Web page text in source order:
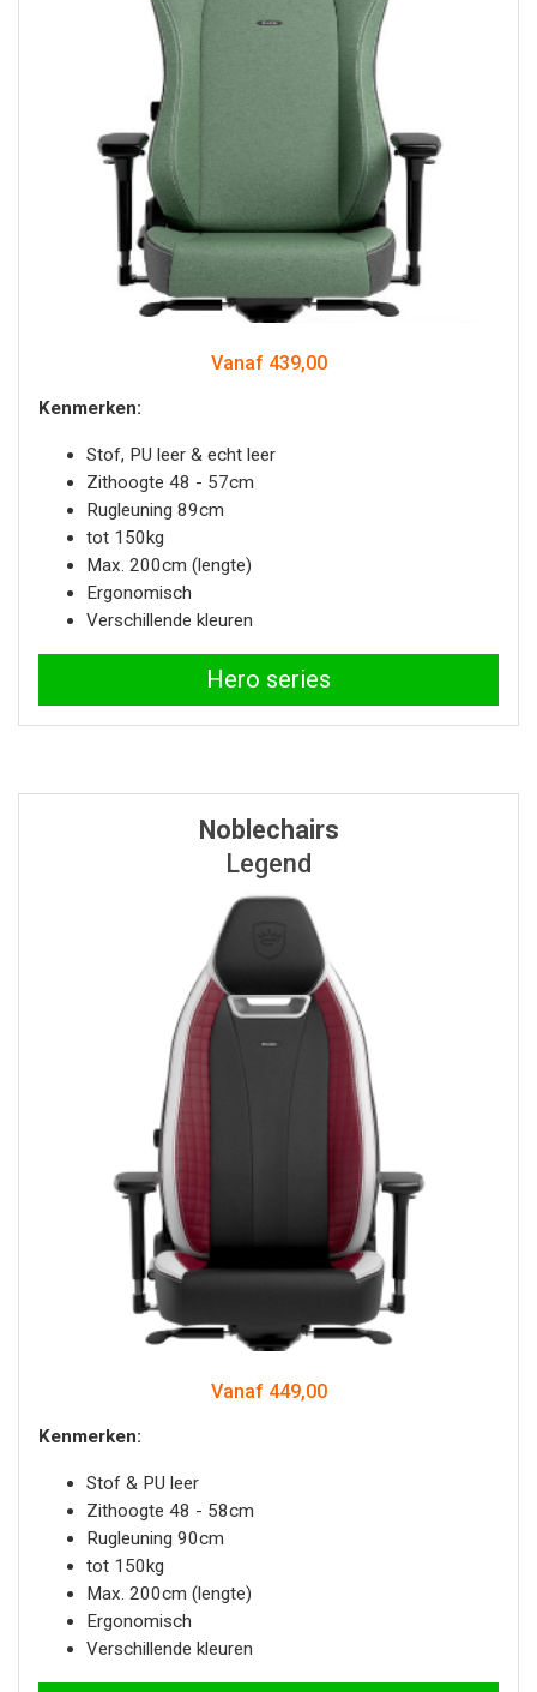
Vanaf 439,00
Kenmerken:
Stof, PU leer & echt leer
Zithoogte 48 - 57cm
Rugleuning 89cm
tot 150kg
Max. 200cm (lengte)
Ergonomisch
Verschillende kleuren
Hero series
Noblechairs
Legend
Vanaf 449,00
Kenmerken:
Stof & PU leer
Zithoogte 48 - 58cm
Rugleuning 90cm
tot 150kg
Max. 200cm (lengte)
Ergonomisch
Verschillende kleuren